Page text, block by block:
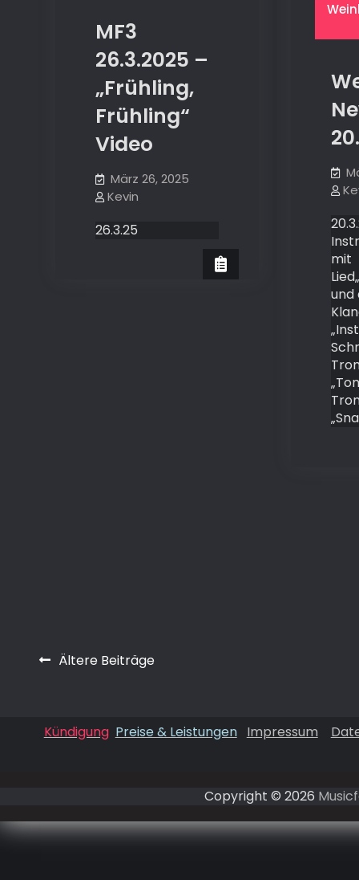
MF3
26.3.2025 –
„Frühling,
Frühling“
Video
März 26, 2025
Kevin
26.3.25
mit
und
Beitragsnavigation
Ältere Beiträge
Kündigung Preise & Leistungen Impressum
Copyright © 2026